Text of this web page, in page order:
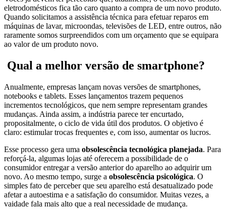
eletrodomésticos fica tão caro quanto a compra de um novo produto.
Quando solicitamos a assistência técnica para efetuar reparos em
máquinas de lavar, microondas, televisões de LED, entre outros, não
raramente somos surpreendidos com um orçamento que se equipara
ao valor de um produto novo.
Qual a melhor versão de smartphone?
Anualmente, empresas lançam novas versões de smartphones,
notebooks e tablets. Esses lançamentos trazem pequenos
incrementos tecnológicos, que nem sempre representam grandes
mudanças. Ainda assim, a indústria parece ter encurtado,
propositalmente, o ciclo de vida útil dos produtos. O objetivo é
claro: estimular trocas frequentes e, com isso, aumentar os lucros.
Esse processo gera uma obsolescência tecnológica planejada. Para
reforçá-la, algumas lojas até oferecem a possibilidade de o
consumidor entregar a versão anterior do aparelho ao adquirir um
novo. Ao mesmo tempo, surge a obsolescência psicológica. O
simples fato de perceber que seu aparelho está desatualizado pode
afetar a autoestima e a satisfação do consumidor. Muitas vezes, a
vaidade fala mais alto que a real necessidade de mudança.